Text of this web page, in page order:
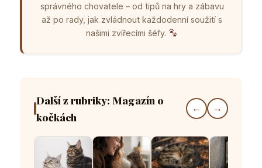
správného chovatele – od tipů na hry a zábavu
až po rady, jak zvládnout každodenní soužití s
našimi zvířecími šéfy.
Další z rubriky: Magazín o
kočkách
← →